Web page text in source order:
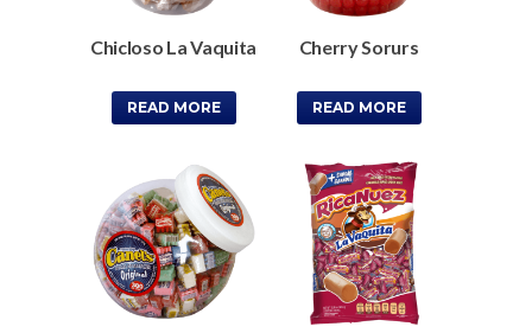
Chicloso La Vaquita
READ MORE
Cherry Sorurs
READ MORE